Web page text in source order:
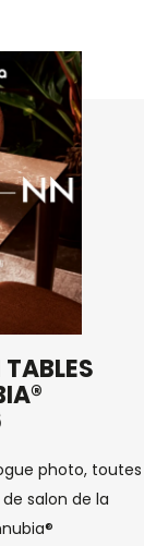
photo, toutes
salon de la